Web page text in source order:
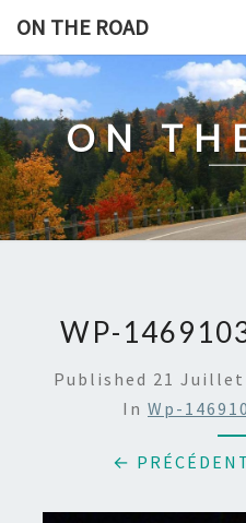
content
ON THE ROAD
ON
WP-
Published 21 Juillet
In Wp-
←